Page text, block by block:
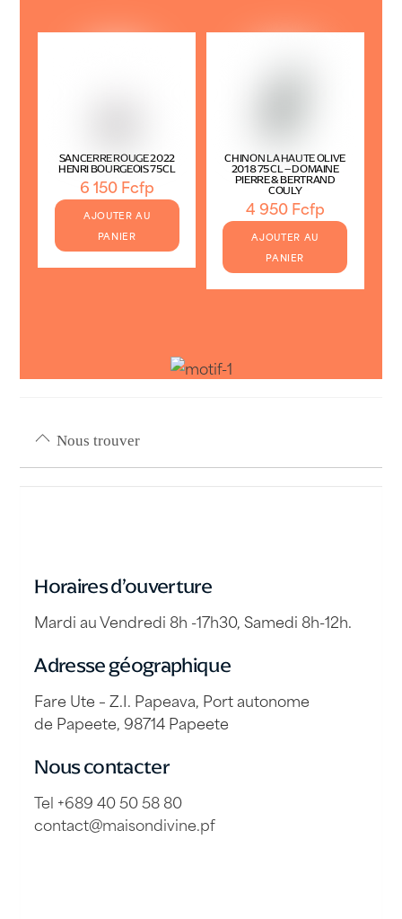
SANCERRE ROUGE 2022
HENRI BOURGEOIS 75CL
6 150Fcfp
AJOUTER AU
PANIER
CHINON LA HAUTE OLIVE
2018 75CL – DOMAINE
PIERRE & BERTRAND
COULY
4 950Fcfp
AJOUTER AU
PANIER
Nous trouver
Horaires d’ouverture
Mardi au Vendredi 8h -17h30, Samedi 8h-12h.
Adresse géographique
Fare Ute – Z.I. Papeava, Port autonome
de Papeete, 98714 Papeete
Nous contacter
Tel +689 40 50 58 80
contact@maisondivine.pf